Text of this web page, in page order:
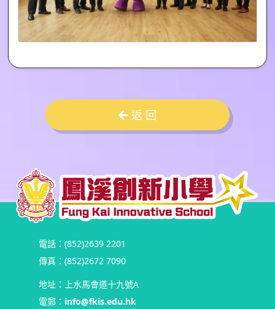
返 回
地址：上水馬會道十九號A
電郵： info@fkis.edu.hk
電話：(852)2639 2201
傳真：(852)2672 7090